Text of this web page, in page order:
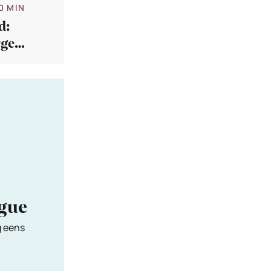
MIN
eens